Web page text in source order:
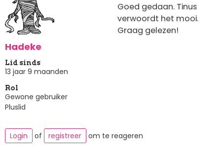
Hadeke
Lid sinds
13 jaar 9 maanden
Rol
Gewone gebruiker
Pluslid
Goed gedaan. Tinus
verwoordt het mooi.
Graag gelezen!
Login of registreer om te reageren